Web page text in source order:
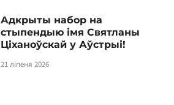
Адкрыты набор на
стыпендыю імя Святланы
Ціханоўскай у Аўстрыі!
21 ліпеня 2026